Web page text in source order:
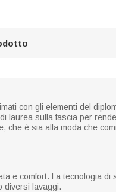
con gli elementi del
laurea sulla fascia per
è sia alla moda che
e comfort. La tecnologia
diversi lavaggi.